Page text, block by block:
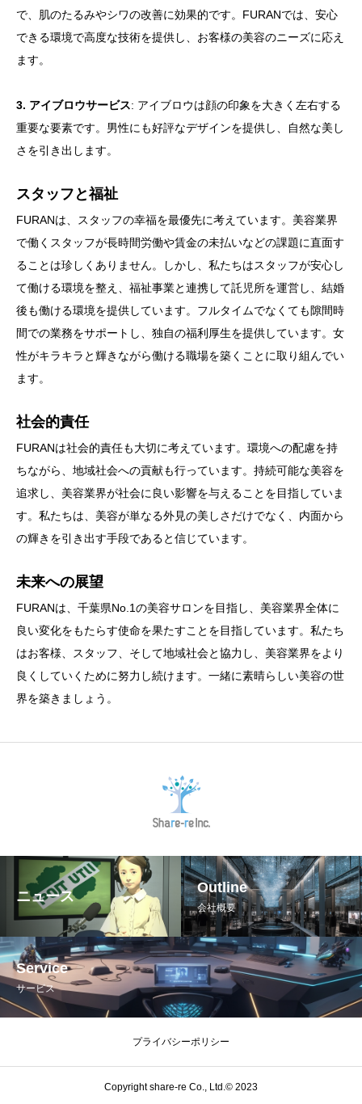
で、肌のたるみやシワの改善に効果的です。FURANでは、安心
できる環境で高度な技術を提供し、お客様の美容のニーズに応え
ます。
3. アイブロウサービス: アイブロウは顔の印象を大きく左右する
重要な要素です。男性にも好評なデザインを提供し、自然な美し
さを引き出します。
スタッフと福祉
FURANは、スタッフの幸福を最優先に考えています。美容業界
で働くスタッフが長時間労働や賃金の未払いなどの課題に直面す
ることは珍しくありません。しかし、私たちはスタッフが安心し
て働ける環境を整え、福祉事業と連携して託児所を運営し、結婚
後も働ける環境を提供しています。フルタイムでなくても隙間時
間での業務をサポートし、独自の福利厚生を提供しています。女
性がキラキラと輝きながら働ける職場を築くことに取り組んでい
ます。
社会的責任
FURANは社会的責任も大切に考えています。環境への配慮を持
ちながら、地域社会への貢献も行っています。持続可能な美容を
追求し、美容業界が社会に良い影響を与えることを目指していま
す。私たちは、美容が単なる外見の美しさだけでなく、内面から
の輝きを引き出す手段であると信じています。
未来への展望
FURANは、千葉県No.1の美容サロンを目指し、美容業界全体に
良い変化をもたらす使命を果たすことを目指しています。私たち
はお客様、スタッフ、そして地域社会と協力し、美容業界をより
良くしていくために努力し続けます。一緒に素晴らしい美容の世
界を築きましょう。
ニュース
Outline
会社概要
Service
サービス
プライバシーポリシー
Copyright share-re Co., Ltd.© 2023